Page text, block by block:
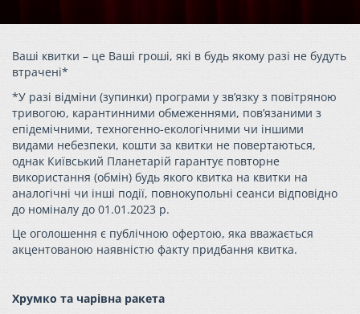
Ваші квитки – це Ваші гроші, які в будь якому разі не будуть
втрачені*
*У разі відміни (зупинки) програми у зв’язку з повітряною
тривогою, карантинними обмеженнями, пов’язаними з
епідемічними, техногенно-екологічними чи іншими
видами небезпеки, кошти за квитки не повертаються,
однак Київський Планетарій гарантує повторне
використання (обмін) будь якого квитка на квитки на
аналогічні чи інші події, повнокупольні сеанси відповідно
до номіналу до 01.01.2023 р.
Це оголошення є публічною офертою, яка вважається
акцентованою наявністю факту придбання квитка.
Хрумко та чарівна ракета